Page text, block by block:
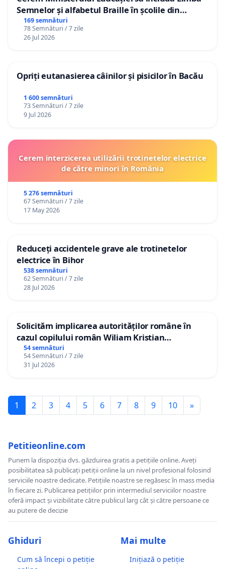
Semnelor și alfabetul Braille în școlile din
Republica Moldova!
169 semnături
78 Semnături / 7 zile
26 Jul 2026
Opriți eutanasierea câinilor și pisicilor în Bacău
1 600 semnături
73 Semnături / 7 zile
9 Jul 2026
Cerem interzicerea utilizării trotinetelor electrice
de către minori în România
5 276 semnături
67 Semnături / 7 zile
17 May 2026
Reduceți accidentele grave ale trotinetelor
electrice în Bihor
538 semnături
62 Semnături / 7 zile
28 Jul 2026
Solicităm implicarea autorităților române în
cazul copilului român Wiliam Kristian
Gheorghe, aflat în plasament în Danemarca de
12 ani
54 semnături
54 Semnături / 7 zile
31 Jul 2026
1 2 3 4 5 6 7 8 9 10 »
Petitieonline.com
Punem la dispoziția dvs. găzduirea gratis a petițiile online. Aveți
posibilitatea să publicați petiții online la un nivel profesional folosind
serviciile noastre dedicate. Petițiile noastre se regăsesc în mass media
în fiecare zi. Publicarea petițiilor prin intermediul serviciilor noastre
oferă impact și vizibilitate către publicul larg cât și către persoane ce
au putere de decizie
Ghiduri
Cum să începi o petiție
Mai multe
Inițiază o petiție